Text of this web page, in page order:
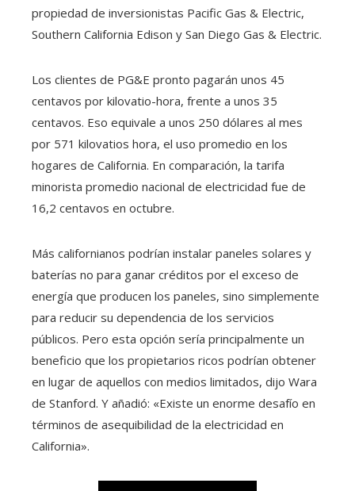
propiedad de inversionistas Pacific Gas & Electric,
Southern California Edison y San Diego Gas & Electric.
Los clientes de PG&E pronto pagarán unos 45
centavos por kilovatio-hora, frente a unos 35
centavos. Eso equivale a unos 250 dólares al mes
por 571 kilovatios hora, el uso promedio en los
hogares de California. En comparación, la tarifa
minorista promedio nacional de electricidad fue de
16,2 centavos en octubre.
Más californianos podrían instalar paneles solares y
baterías no para ganar créditos por el exceso de
energía que producen los paneles, sino simplemente
para reducir su dependencia de los servicios
públicos. Pero esta opción sería principalmente un
beneficio que los propietarios ricos podrían obtener
en lugar de aquellos con medios limitados, dijo Wara
de Stanford. Y añadió: «Existe un enorme desafío en
términos de asequibilidad de la electricidad en
California».